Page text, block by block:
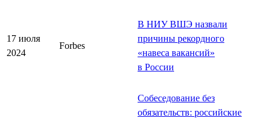
17 июля
2024
Forbes
В НИУ ВШЭ назвали
причины рекордного
«навеса вакансий»
в России
Собеседование без
обязательств: российские